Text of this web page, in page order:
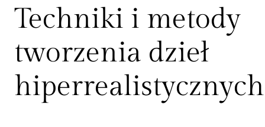
Techniki i metody
tworzenia dzieł
hiperrealistycznych